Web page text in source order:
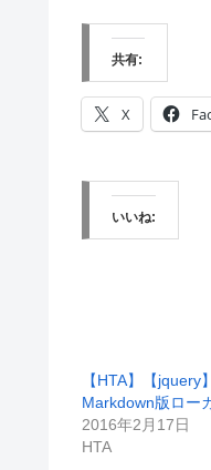
共有:
X
いいね:
【HTA】【jquery
Markdown版ロー
2016年2月17日
HTA